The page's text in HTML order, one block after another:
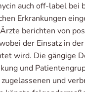
auch off-label bei
Erkrankungen
berichten von
der Einsatz in
wird. Die gängige
und
und